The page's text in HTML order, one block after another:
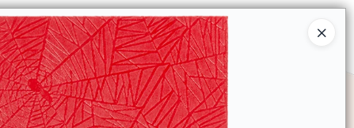
Ingresar a la Tienda
TIENDA MINORISTA CONTACTO